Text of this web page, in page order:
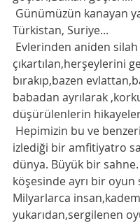
Türkistan, Suriye...
çıkartılan,herşeylerini
bırakıp,bazen
babadan ayrılarak
düşürülenlerin
izlediği bir amfitiyatro
dünya. Büyük bir
köşesinde ayrı bir
Milyarlarca
yukarıdan,sergilenen